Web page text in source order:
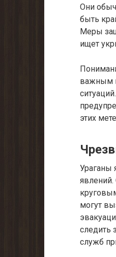
Они
быть
Меры
ищет
важным
этих
Ураганы
явлений.
могут
следить
служб